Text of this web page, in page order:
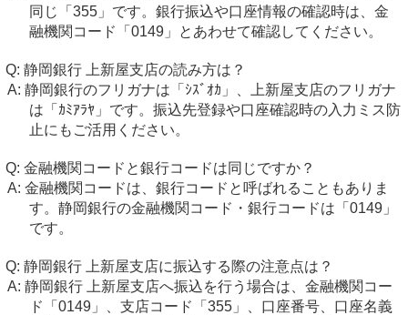
同じ「355」です。銀行振込や口座情報の確認時は、金
融機関コード「0149」とあわせて確認してください。
静岡銀行 上新屋支店の読み方は？
静岡銀行のフリガナは「ｼｽﾞｵｶ」、上新屋支店のフリガナ
は「ｶﾐｱﾗﾔ」です。振込先登録や口座確認時の入力ミス防
止にもご活用ください。
金融機関コードと銀行コードは同じですか？
金融機関コードは、銀行コードと呼ばれることもありま
す。静岡銀行の金融機関コード・銀行コードは「0149」
です。
静岡銀行 上新屋支店に振込する際の注意点は？
静岡銀行 上新屋支店へ振込を行う場合は、金融機関コー
ド「0149」、支店コード「355」、口座番号、口座名義